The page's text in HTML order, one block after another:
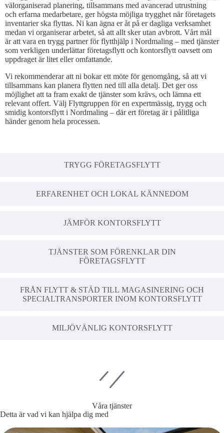
TRYGG FÖRETAGSFLYTT
ERFARENHET OCH LOKAL KÄNNEDOM
JÄMFÖR KONTORSFLYTT
TJÄNSTER SOM FÖRENKLAR DIN
FÖRETAGSFLYTT
FRÅN FLYTT & STÄD TILL MAGASINERING OCH
SPECIALTRANSPORTER INOM KONTORSFLYTT
MILJÖVÄNLIG KONTORSFLYTT
välorganiserad planering, tillsammans med avancerad utrustning
och erfarna medarbetare, ger högsta möjliga trygghet när företagets
inventarier ska flyttas. Ni kan ägna er åt på er dagliga verksamhet
medan vi organiserar arbetet, så att allt sker utan avbrott. Vårt mål
är att vara en trygg partner för flytthjälp i Nordmaling – med tjänster
som verkligen underlättar företagsflytt och kontorsflytt oavsett om
uppdraget är litet eller omfattande.
Vi rekommenderar att ni bokar ett möte för genomgång, så att vi
tillsammans kan planera flytten ned till alla detalj. Det ger oss
möjlighet att ta fram exakt de tjänster som krävs, och lämna ett
relevant offert. Välj Flyttgruppen för en expertmässig, trygg och
smidig kontorsflytt i Nordmaling – där ert företag är i pålitliga
händer genom hela processen.
Våra tjänster
Detta är vad vi kan hjälpa dig med